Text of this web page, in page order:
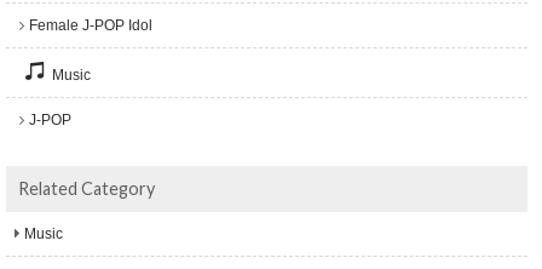
Female J-POP Idol
Music
J-POP
Related Category
Music